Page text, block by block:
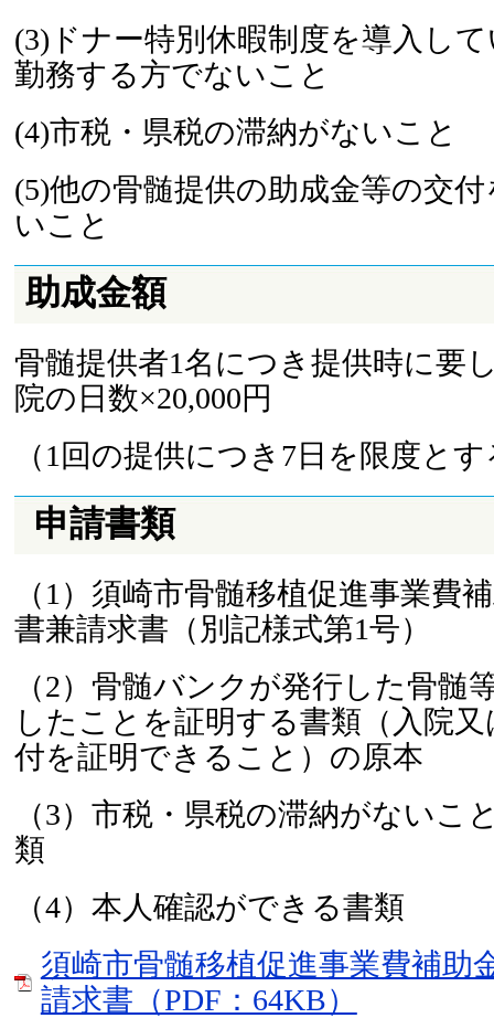
(3)ドナー特別休暇制度を導入し
勤務する方でないこと
(4)市税・県税の滞納がないこと
(5)他の骨髄提供の助成金等の交
いこと
助成金額
骨髄提供者1名につき提供時に要
院の日数×20,000円
（1回の提供につき7日を限度と
申請書類
（1）須崎市骨髄移植促進事業費
書兼請求書（別記様式第1号）
（2）骨髄バンクが発行した骨髄
したことを証明する書類（入院
付を証明できること）の原本
（3）市税・県税の滞納がないこ
類
（4）本人確認ができる書類
須崎市骨髄移植促進事業費補助
請求書（PDF：64KB）